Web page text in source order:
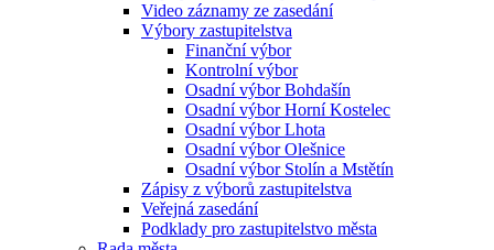
Video záznamy ze zasedání
Výbory zastupitelstva
Finanční výbor
Kontrolní výbor
Osadní výbor Bohdašín
Osadní výbor Horní Kostelec
Osadní výbor Lhota
Osadní výbor Olešnice
Osadní výbor Stolín a Mstětín
Zápisy z výborů zastupitelstva
Veřejná zasedání
Podklady pro zastupitelstvo města